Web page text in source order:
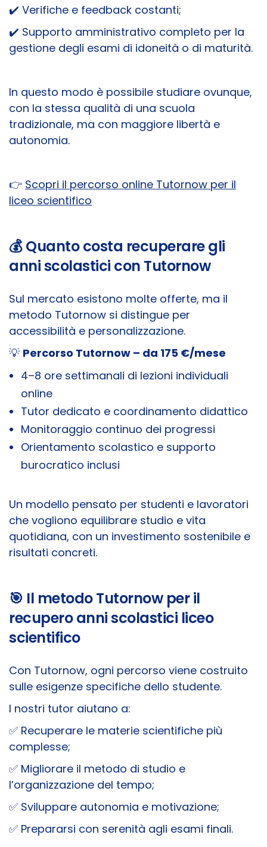
✔️ Verifiche e feedback costanti;
✔️ Supporto amministrativo completo per la
gestione degli esami di idoneità o di maturità.
In questo modo è possibile studiare ovunque,
con la stessa qualità di una scuola
tradizionale, ma con maggiore libertà e
autonomia.
👉 Scopri il percorso online Tutornow per il
liceo scientifico
💰 Quanto costa recuperare gli
anni scolastici con Tutornow
Sul mercato esistono molte offerte, ma il
metodo Tutornow si distingue per
accessibilità e personalizzazione.
💡 Percorso Tutornow – da 175 €/mese
4–8 ore settimanali di lezioni individuali
online
Tutor dedicato e coordinamento didattico
Monitoraggio continuo dei progressi
Orientamento scolastico e supporto
burocratico inclusi
Un modello pensato per studenti e lavoratori
che vogliono equilibrare studio e vita
quotidiana, con un investimento sostenibile e
risultati concreti.
🎯 Il metodo Tutornow per il
recupero anni scolastici liceo
scientifico
Con Tutornow, ogni percorso viene costruito
sulle esigenze specifiche dello studente.
I nostri tutor aiutano a:
✅ Recuperare le materie scientifiche più
complesse;
✅ Migliorare il metodo di studio e
l’organizzazione del tempo;
✅ Sviluppare autonomia e motivazione;
✅ Prepararsi con serenità agli esami finali.